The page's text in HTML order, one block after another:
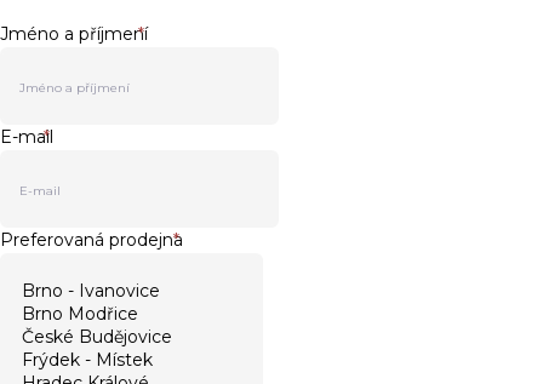
Jméno a příjmení
*
E-mail
*
Preferovaná prodejna
*